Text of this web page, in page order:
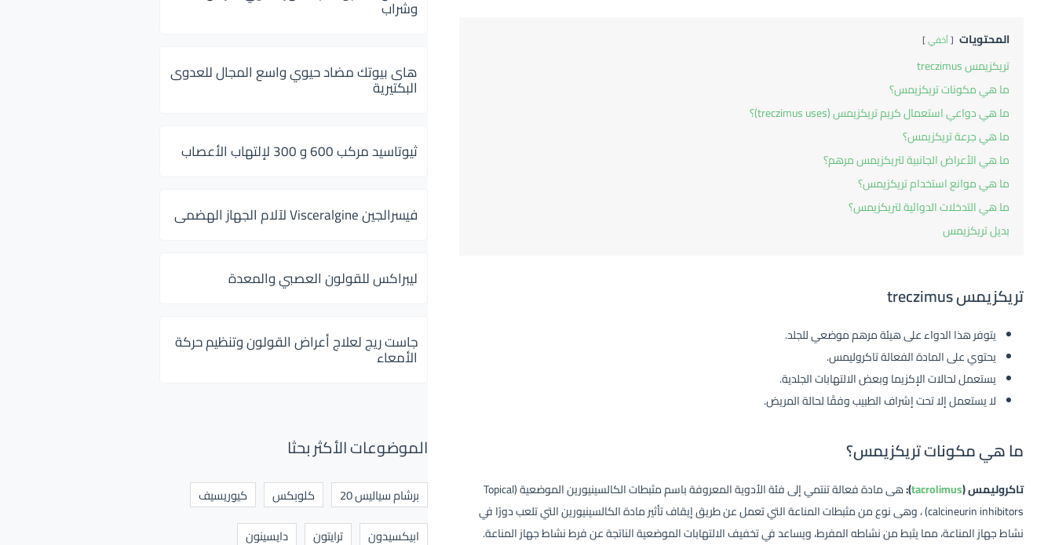
المحتويات أخفي
تريكزيمس treczimus
ما هي مكونات تريكزيمس؟
ما هي دواعي استعمال كريم تريكزيمس (treczimus uses)؟
ما هي جرعة تريكزيمس؟
ما هي الأعراض الجانبية لتريكزيمس مرهم؟
ما هي موانع استخدام تريكزيمس؟
ما هي التدخلات الدوائية لتريكزيمس؟
بديل تريكزيمس
تريكزيمس treczimus
يتوفر هذا الدواء على هيئة مرهم موضعي للجلد.
يحتوي على المادة الفعالة تاكروليمس.
يستعمل لحالات الإكزيما وبعض الالتهابات الجلدية.
لا يستعمل إلا تحت إشراف الطبيب وفقًا لحالة المريض.
ما هي مكونات تريكزيمس؟
تاكروليمس (tacrolimus
):
هى مادة فعالة تنتمي إلى فئة الأدوية المعروفة باسم مثبطات الكالسينيورين الموضعية (Topical
calcineurin inhibitors) ، وهى نوع من مثبطات المناعة التي تعمل عن طريق إيقاف تأثير مادة الكالسينيورين التي تلعب دورًا في
نشاط جهاز المناعة، مما يثبط من نشاطه المفرط، ويساعد في تخفيف الالتهابات الموضعية الناتجة عن فرط نشاط جهاز المناعة.
وشراب
هاى بيوتك مضاد حيوي واسع المجال للعدوى
البكتيرية
ثيوتاسيد مركب 600 و 300 لإلتهاب الأعصاب
فيسرالجين Visceralgine لآلام الجهاز الهضمى
ليبراكس للقولون العصبي والمعدة
جاست ريج لعلاج أعراض القولون وتنظيم حركة
الأمعاء
الموضوعات الأكثر بحثا
برشام سياليس 20 كلوبكس
كيوريسيف
ابيكسيدون
ترايتون
دايسينون